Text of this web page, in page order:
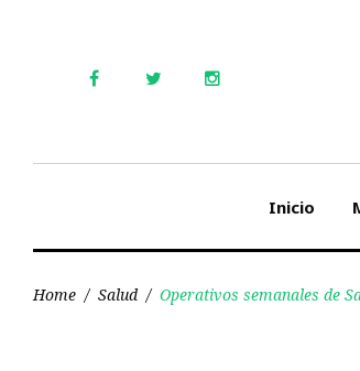
Inicio
Home / Salud / Operativos semanales de